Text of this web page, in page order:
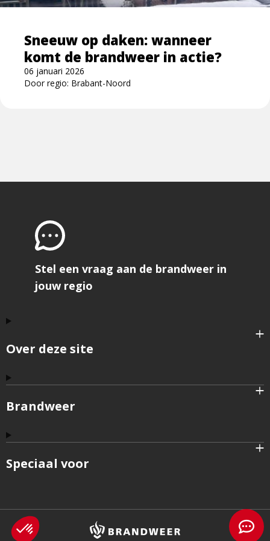
Sneeuw op daken: wanneer
komt de brandweer in actie?
06 januari 2026
Door regio: Brabant-Noord
brandweer
actie?
Over deze site
Brandweer
Speciaal voor
Stel een vraag aan de brandweer in
jouw regio
Brandweer